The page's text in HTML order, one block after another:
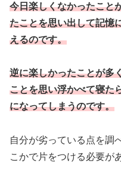
今日楽しくなかったこと
たことを思い出して記憶
えるのです。
逆に楽しかったことが多
ことを思い浮かべて寝た
になってしまうのです。
自分が劣っている点を調
こかで片をつける必要が